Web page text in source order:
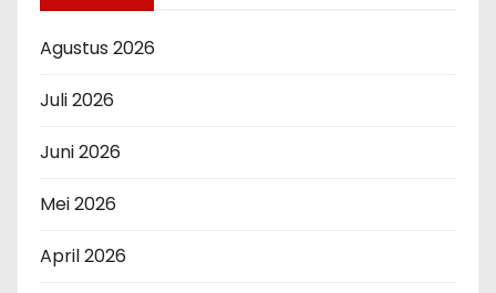
Agustus 2026
Juli 2026
Juni 2026
Mei 2026
April 2026